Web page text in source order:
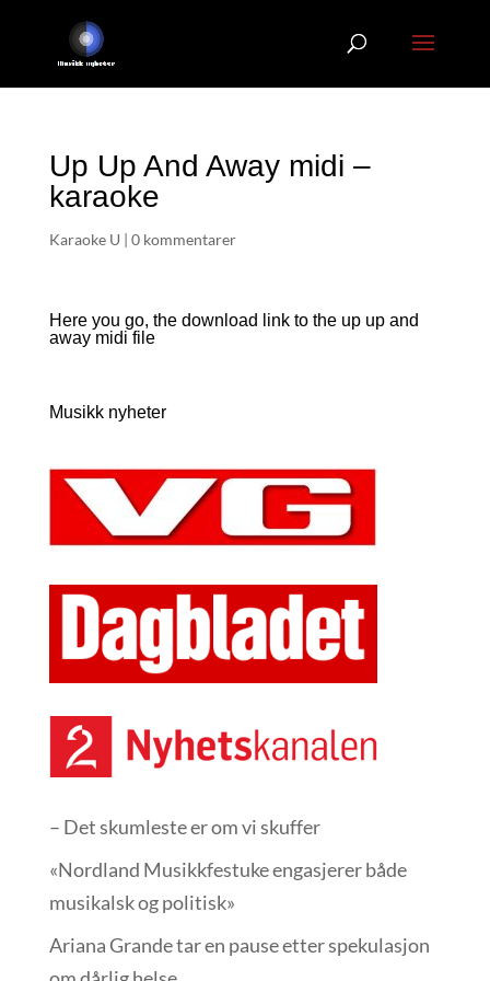
Up Up And Away midi –
karaoke
Karaoke U | 0 kommentarer
Here you go, the download link to the up up and
away midi file
Musikk nyheter
– Det skumleste er om vi skuffer
«Nordland Musikkfest­uke engasjerer både
musikalsk og politisk»
Ariana Grande tar en pause etter spekulasjon